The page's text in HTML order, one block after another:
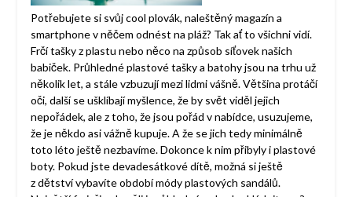
Potřebujete si svůj cool plovák, naleštěný magazín a
smartphone v něčem odnést na pláž? Tak ať to všichni vidí.
Frčí tašky z plastu nebo něco na způsob síťovek našich
babiček. Průhledné plastové tašky a batohy jsou na trhu už
několik let, a stále vzbuzují mezi lidmi vášně. Většina protáčí
oči, další se ušklíbají myšlence, že by svět viděl jejich
nepořádek, ale z toho, že jsou pořád v nabídce, usuzujeme,
že je někdo asi vážně kupuje. A že se jich tedy minimálně
toto léto ještě nezbavíme. Dokonce k nim přibyly i plastové
boty. Pokud jste devadesátkové dítě, možná si ještě
z dětství vybavíte období módy plastových sandálů.